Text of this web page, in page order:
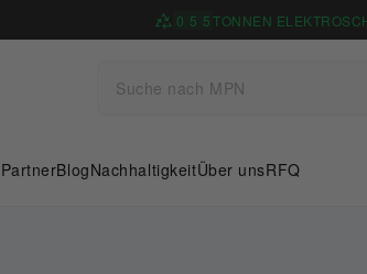
0 5 5 TONNEN
PartnerBlogNachhaltigkeitÜber unsRFQ